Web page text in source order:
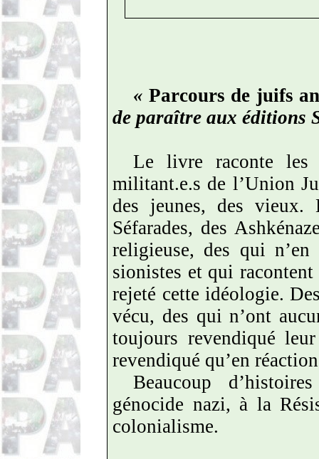
« Parcours de juifs
de paraître aux éditions
Le livre raconte les
militant.e.s de l’Union
des jeunes, des vieux.
Séfarades, des
religieuse, des qui
sionistes et qui
rejeté cette idéologie.
vécu, des qui n’ont
toujours revendiqué
revendiqué qu’en
Beaucoup
génocide nazi, à la
colonialisme.